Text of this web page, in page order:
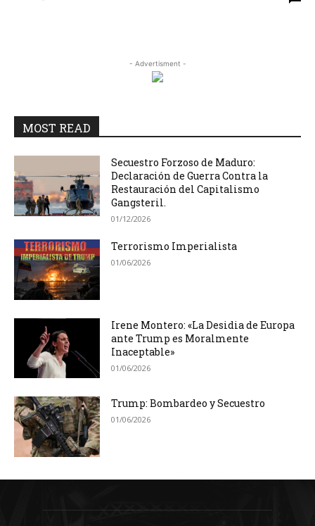
- Advertisment -
MOST READ
Secuestro Forzoso de Maduro:
Declaración de Guerra Contra la
Restauración del Capitalismo
Gangsteril.
01/12/2026
Terrorismo Imperialista
01/06/2026
Irene Montero: «La Desidia de Europa
ante Trump es Moralmente
Inaceptable»
01/06/2026
Trump: Bombardeo y Secuestro
01/06/2026